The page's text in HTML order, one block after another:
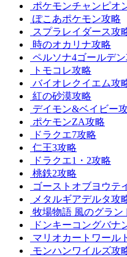
ポケモンチャンピオ
ぽこあポケモン攻略
スプラレイダース攻
時のオカリナ攻略
ペルソナ4ゴールデ
トモコレ攻略
バイオレクイエム攻
紅の砂漠攻略
デイモン&ベイビー
ポケモンZA攻略
ドラクエ7攻略
仁王3攻略
ドラクエ1・2攻略
桃鉄2攻略
ゴーストオブヨウテ
メタルギアデルタ攻
牧場物語 風のグラン
ドンキーコングバナ
マリオカートワール
モンハンワイルズ攻